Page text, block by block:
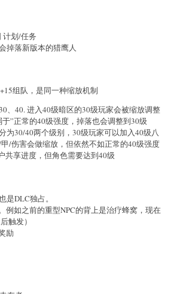
计划/任务
掉落新版本的猎鹰人
组队，是同一种缩放机制
、40. 进入40级暗区的30级玩家会被缩放调整
于”正常的40级强度，掉落也会调整到30级
为30/40两个级别，30级玩家可以加入40级八
/伤害会做缩放，但依然不如正常的40级强度
共享进度，但角色需要达到40级
是DLC独占。
例如之前的重型NPC的背上是治疗蜂窝，现在
触发）
励